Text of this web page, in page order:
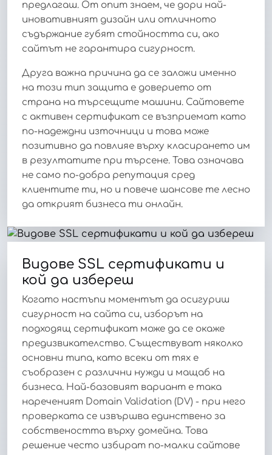
предлагаш. От опит знаем, че дори най-
иновативният дизайн или отличното
съдържание губят стойността си, ако
сайтът не гарантира сигурност.
Друга важна причина да се заложи именно
на този тип защита е доверието от
страна на търсещите машини. Сайтовете
с активен сертификат се възприемат като
по-надеждни източници и това може
позитивно да повлияе върху класирането им
в резултатите при търсене. Това означава
не само по-добра репутация сред
клиентите ти, но и повече шансове те лесно
да открият бизнеса ти онлайн.
Видове SSL сертификати и
кой да избереш
Когато настъпи моментът да осигуриш
сигурност на сайта си, изборът на
подходящ сертификат може да се окаже
предизвикателство. Съществуват няколко
основни типа, като всеки от тях е
съобразен с различни нужди и мащаб на
бизнеса. Най-базовият вариант е така
нареченият Domain Validation (DV) - при него
проверката се извършва единствено за
собствеността върху домейна. Това
решение често избират по-малки сайтове